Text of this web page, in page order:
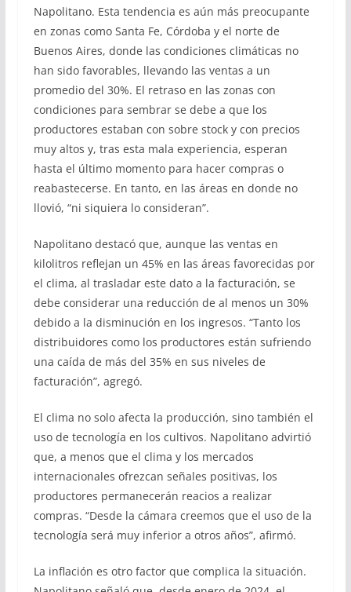
Napolitano. Esta tendencia es aún más preocupante
en zonas como Santa Fe, Córdoba y el norte de
Buenos Aires, donde las condiciones climáticas no
han sido favorables, llevando las ventas a un
promedio del 30%. El retraso en las zonas con
condiciones para sembrar se debe a que los
productores estaban con sobre stock y con precios
muy altos y, tras esta mala experiencia, esperan
hasta el último momento para hacer compras o
reabastecerse. En tanto, en las áreas en donde no
llovió, “ni siquiera lo consideran”.
Napolitano destacó que, aunque las ventas en
kilolitros reflejan un 45% en las áreas favorecidas por
el clima, al trasladar este dato a la facturación, se
debe considerar una reducción de al menos un 30%
debido a la disminución en los ingresos. “Tanto los
distribuidores como los productores están sufriendo
una caída de más del 35% en sus niveles de
facturación”, agregó.
El clima no solo afecta la producción, sino también el
uso de tecnología en los cultivos. Napolitano advirtió
que, a menos que el clima y los mercados
internacionales ofrezcan señales positivas, los
productores permanecerán reacios a realizar
compras. “Desde la cámara creemos que el uso de la
tecnología será muy inferior a otros años”, afirmó.
La inflación es otro factor que complica la situación.